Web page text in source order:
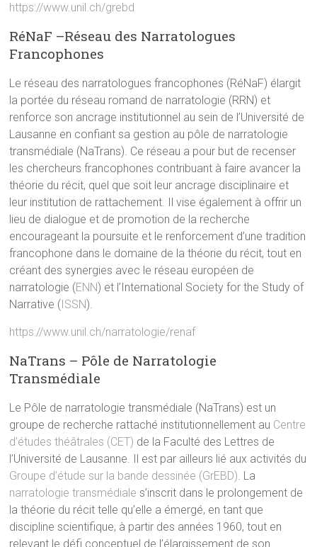
https://www.unil.ch/grebd
RéNaF –Réseau des Narratologues
Francophones
Le réseau des narratologues francophones (RéNaF) élargit
la portée du réseau romand de narratologie (RRN) et
renforce son ancrage institutionnel au sein de l’Université de
Lausanne en confiant sa gestion au pôle de narratologie
transmédiale (NaTrans). Ce réseau a pour but de recenser
les chercheurs francophones contribuant à faire avancer la
théorie du récit, quel que soit leur ancrage disciplinaire et
leur institution de rattachement. Il vise également à offrir un
lieu de dialogue et de promotion de la recherche
encourageant la poursuite et le renforcement d’une tradition
francophone dans le domaine de la théorie du récit, tout en
créant des synergies avec le réseau européen de
narratologie (ENN) et l’International Society for the Study of
Narrative ( ISSN).
https://www.unil.ch/narratologie/renaf
NaTrans – Pôle de Narratologie
Transmédiale
Le Pôle de narratologie transmédiale (NaTrans) est un
groupe de recherche rattaché institutionnellement au Centre
d’études théâtrales (CET) de la Faculté des Lettres de
l’Université de Lausanne. Il est par ailleurs lié aux activités du
Groupe d’étude sur la bande dessinée (GrEBD). La
narratologie transmédiale s’inscrit dans le prolongement de
la théorie du récit telle qu’elle a émergé, en tant que
discipline scientifique, à partir des années 1960, tout en
relevant le défi conceptuel de l’élargissement de son